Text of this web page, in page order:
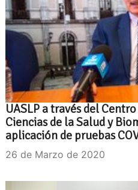
UASLP a través del
Ciencias de la Salud y
aplicación de pruebas
26 de Marzo de 2020